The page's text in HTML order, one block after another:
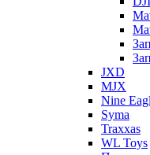
JXD
MJX
Nine
Syma
Traxxas
WL Toys